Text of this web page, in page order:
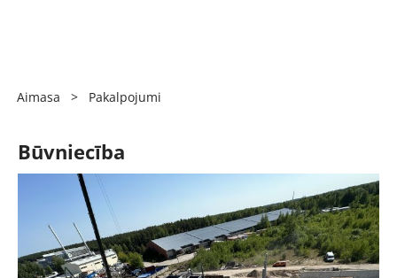
Aimasa > Pakalpojumi
Būvniecība